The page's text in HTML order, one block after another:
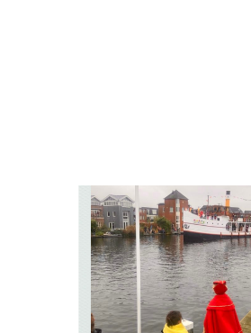
Pepernoten en
panterprint
27 nov. 20246 min leestijd Members